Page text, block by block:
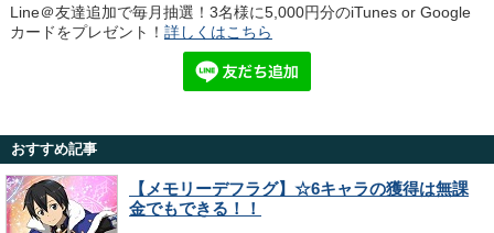
Line＠友達追加で毎月抽選！3名様に5,000円分のiTunes or Google
カードをプレゼント！ 詳しくはこちら
おすすめ記事
【メモリーデフラグ】☆6キャラの獲得は無課
金でもできる！！